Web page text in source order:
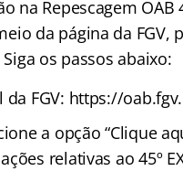
na Repescagem OAB
da página da FGV,
os passos abaixo:
da FGV: https://
a opção “Clique
relativas ao 45º